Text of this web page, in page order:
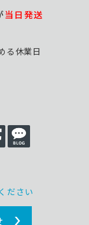
当日発送
る休業日
ださい